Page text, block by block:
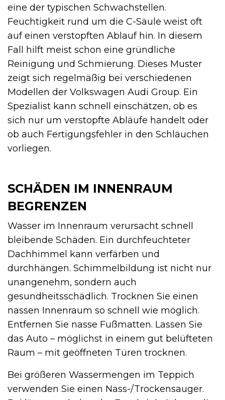
eine der typischen Schwachstellen.
Feuchtigkeit rund um die C-Säule weist oft
auf einen verstopften Ablauf hin. In diesem
Fall hilft meist schon eine gründliche
Reinigung und Schmierung. Dieses Muster
zeigt sich regelmäßig bei verschiedenen
Modellen der Volkswagen Audi Group. Ein
Spezialist kann schnell einschätzen, ob es
sich nur um verstopfte Abläufe handelt oder
ob auch Fertigungsfehler in den Schläuchen
vorliegen.
SCHÄDEN IM INNENRAUM
BEGRENZEN
Wasser im Innenraum verursacht schnell
bleibende Schäden. Ein durchfeuchteter
Dachhimmel kann verfärben und
durchhängen. Schimmelbildung ist nicht nur
unangenehm, sondern auch
gesundheitsschädlich. Trocknen Sie einen
nassen Innenraum so schnell wie möglich.
Entfernen Sie nasse Fußmatten. Lassen Sie
das Auto – möglichst in einem gut belüfteten
Raum – mit geöffneten Türen trocknen.
Bei größeren Wassermengen im Teppich
verwenden Sie einen Nass-/Trockensauger.